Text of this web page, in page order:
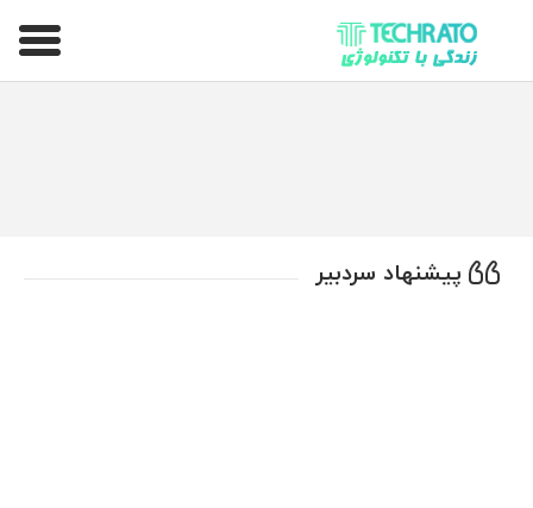
تکراتو – زندگی با تکنولوژی
پیشنهاد سردبیر